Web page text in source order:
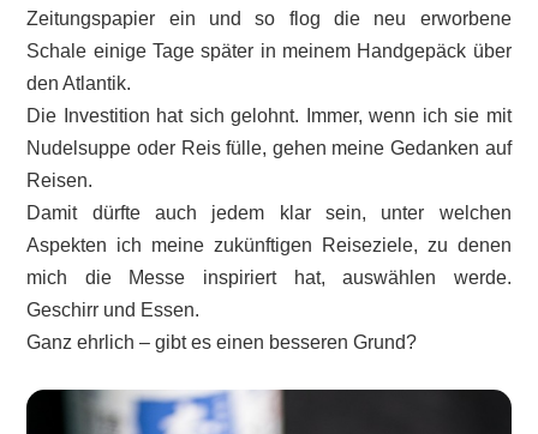
Zeitungspapier ein und so flog die neu erworbene
Schale einige Tage später in meinem Handgepäck über
den Atlantik.
Die Investition hat sich gelohnt. Immer, wenn ich sie mit
Nudelsuppe oder Reis fülle, gehen meine Gedanken auf
Reisen.
Damit dürfte auch jedem klar sein, unter welchen
Aspekten ich meine zukünftigen Reiseziele, zu denen
mich die Messe inspiriert hat, auswählen werde.
Geschirr und Essen.
Ganz ehrlich – gibt es einen besseren Grund?